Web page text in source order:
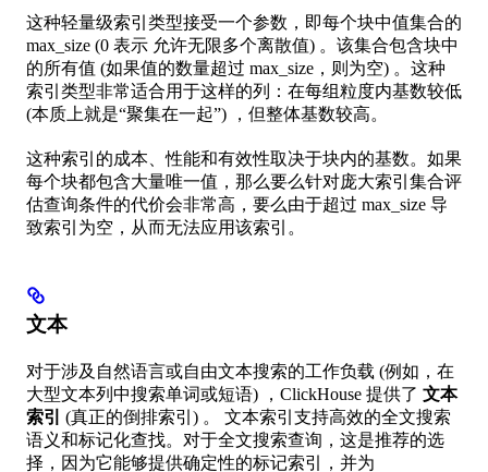
这种轻量级索引类型接受一个参数，即每个块中值集合的
max_size (0 表示 允许无限多个离散值) 。该集合包含块中
的所有值 (如果值的数量超过 max_size，则为空) 。这种
索引类型非常适合用于这样的列：在每组粒度内基数较低
(本质上就是“聚集在一起”) ，但整体基数较高。
这种索引的成本、性能和有效性取决于块内的基数。如果
每个块都包含大量唯一值，那么要么针对庞大索引集合评
估查询条件的代价会非常高，要么由于超过 max_size 导
致索引为空，从而无法应用该索引。
文本
对于涉及自然语言或自由文本搜索的工作负载 (例如，在
大型文本列中搜索单词或短语) ，ClickHouse 提供了 文本
索引
(真正的倒排索引) 。 文本索引支持高效的全文搜索
语义和标记化查找。对于全文搜索查询，这是推荐的选
择，因为它能够提供确定性的标记索引，并为